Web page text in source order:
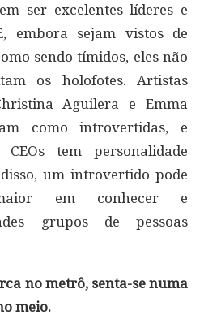
ser excelentes líderes e
embora sejam vistos de
sendo tímidos, eles não
os holofotes. Artistas
Aguilera e Emma
como introvertidas, e
tem personalidade
um introvertido pode
em conhecer e
grupos de pessoas
no metrô, senta-se numa
meio.